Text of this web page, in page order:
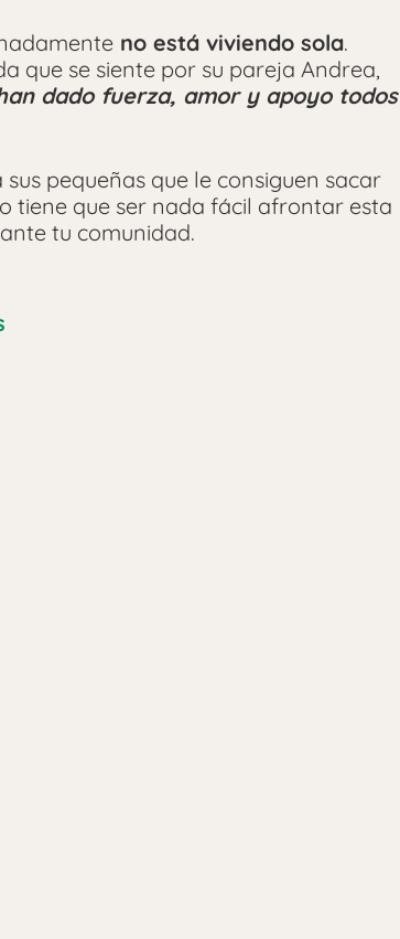
no está viviendo sola.
que se siente por su pareja Andrea,
dado fuerza, amor y apoyo todos
pequeñas que le consiguen sacar
tiene que ser nada fácil afrontar esta
tu comunidad.